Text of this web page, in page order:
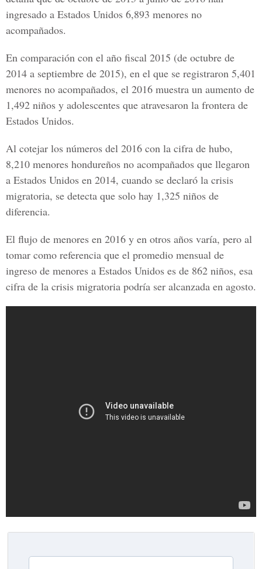
ingresado a Estados Unidos 6,893 menores no
acompañados.
En comparación con el año fiscal 2015 (de octubre de
2014 a septiembre de 2015), en el que se registraron 5,401
menores no acompañados, el 2016 muestra un aumento de
1,492 niños y adolescentes que atravesaron la frontera de
Estados Unidos.
Al cotejar los números del 2016 con la cifra de hubo,
8,210 menores hondureños no acompañados que llegaron
a Estados Unidos en 2014, cuando se declaró la crisis
migratoria, se detecta que solo hay 1,325 niños de
diferencia.
El flujo de menores en 2016 y en otros años varía, pero al
tomar como referencia que el promedio mensual de
ingreso de menores a Estados Unidos es de 862 niños, esa
cifra de la crisis migratoria podría ser alcanzada en agosto.